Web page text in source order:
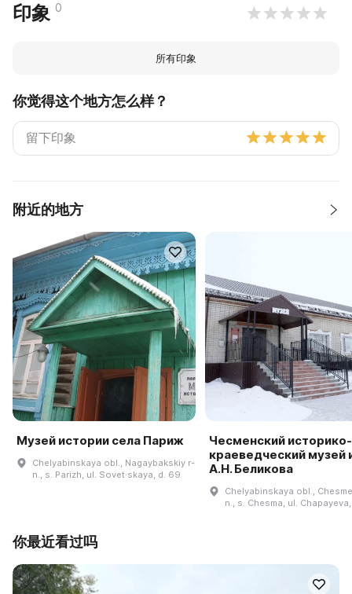
印象 0
所有印象
你觉得这个地方怎么样？
附近的地方
Музей истории села Париж
Chelyabinskaya obl., Nagaybakskiy r-
n., s. Parizh, ul. Sovet·skaya, d. 69
Чесменский историко-
краеведческий музей
А.Н. Беликова
Chelyabinskaya obl.,
n., s. Chesma, ul.
你最近看过吗